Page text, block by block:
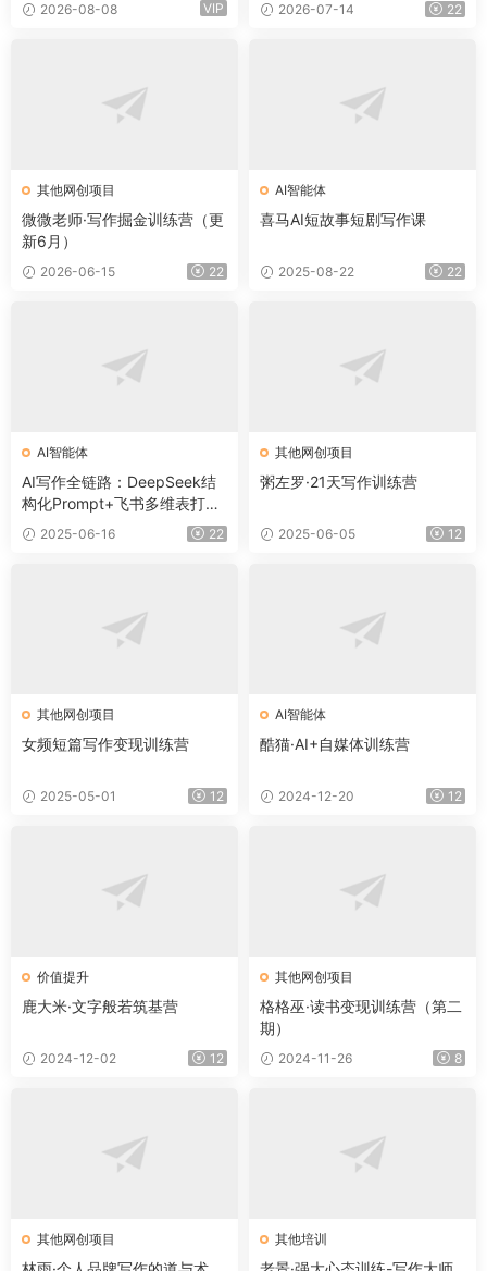
2026-08-08 VIP 2026-07-14 22
其他网创项目
微微老师·写作掘金训练营（更
新6月）
2026-06-15 22
AI智能体
喜马AI短故事短剧写作课
2025-08-22 22
AI智能体
AI写作全链路：DeepSeek结
构化Prompt+飞书多维表打造
爆款内容体系
2025-06-16 22
其他网创项目
粥左罗·21天写作训练营
2025-06-05 12
其他网创项目
女频短篇写作变现训练营
2025-05-01 12
AI智能体
酷猫·AI+自媒体训练营
2024-12-20 12
价值提升
鹿大米·文字般若筑基营
2024-12-02 12
其他网创项目
格格巫·读书变现训练营（第二
期）
2024-11-26 8
其他网创项目 其他培训